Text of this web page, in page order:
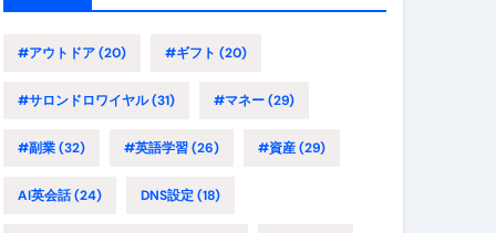
#アウトドア(20) #ギフト (20)
#サロンドロワイヤル(31) #マネー(29)
#副業(32) #英語学習(26) #資産(29)
AI英会話(24) DNS設定(18)